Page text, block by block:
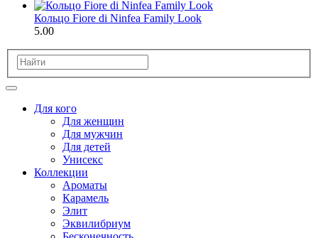
Кольцо Fiore di Ninfea Family Look
5.00
Для кого
Для женщин
Для мужчин
Для детей
Унисекс
Коллекции
Ароматы
Карамель
Элит
Эквилибриум